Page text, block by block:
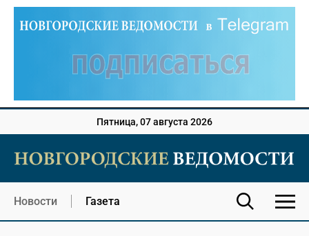
Пятница, 07 августа 2026
Новости Газета